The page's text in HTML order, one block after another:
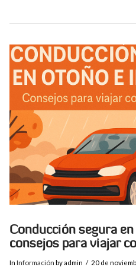
VIEW
Conducción segura
consejos para viajar
In Información by admin 20 de